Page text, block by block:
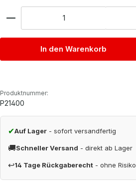
In den Warenkorb
Produktnummer:
P21400
✔Auf Lager - sofort versandfertig
🚚Schneller Versand - direkt ab Lager
↩14 Tage Rückgaberecht - ohne Risiko